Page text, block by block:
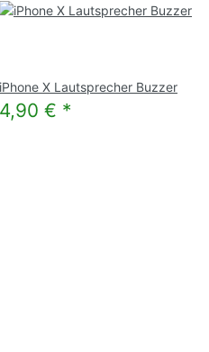
iPhone X Lautsprecher Buzzer
4,90 € *